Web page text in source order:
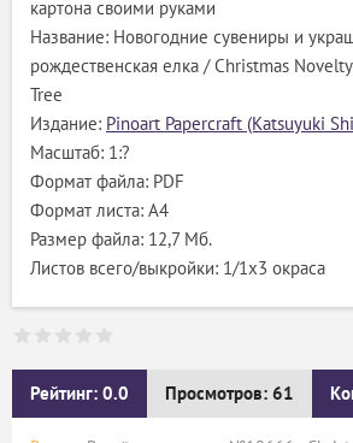
картона своими руками
Название: Новогодние сувениры и
рождественская елка / Christmas
Tree
Издание: Pinoart Papercraft (Katsuyuki
Масштаб: 1:?
Формат файла: PDF
Формат листа: А4
Размер файла: 12,7 Мб.
Листов всего/выкройки: 1/1х3 окраса
Рейтинг: 0.0 Просмотров: 61